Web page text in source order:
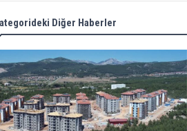
ABD'de Konut Kredisi
Faizi Son Bir Yılın En
TOKİ 51 İlde 540 Konut
ve İş Yerini Satışa
Sunuyor
Diğer Haberler